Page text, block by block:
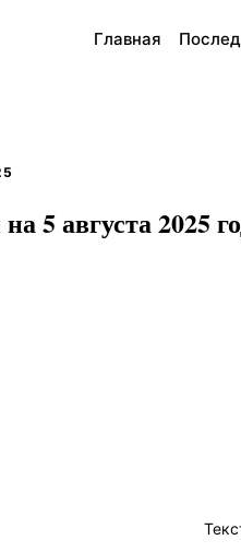
Главная
5 августа 2025